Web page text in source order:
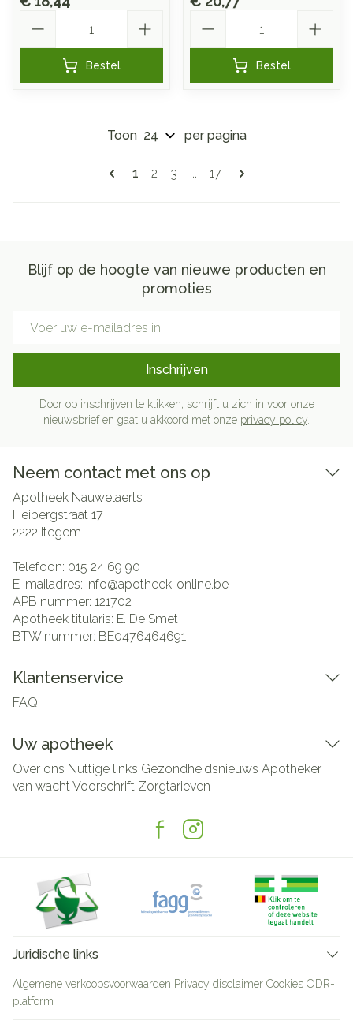
Bestel Bestel
Pagina's
U lees momenteel pagina
1 Pagina
2 Pagina
3 ... Pagina
17
Toon per pagina
Blijf op de hoogte van nieuwe producten en
promoties
Inschrijven
Door op inschrijven te klikken, schrijft u zich in voor onze
nieuwsbrief en gaat u akkoord met onze privacy policy
Neem contact met ons op
Apotheek Nauwelaerts
Heibergstraat 17
2222 Itegem
Telefoon: 015 24 69 90
E-mailadres: info@apotheek-online.be
APB nummer: 121702
Apotheek titularis: E. De Smet
BTW nummer: BE0476464691
Klantenservice
FAQ
Uw apotheek
Over ons Nuttige links Gezondheidsnieuws Apotheker
van wachtVoorschrift Zorgtarieven
Juridische links
Algemene verkoopsvoorwaarden Privacy disclaimer Cookies ODR-
platform